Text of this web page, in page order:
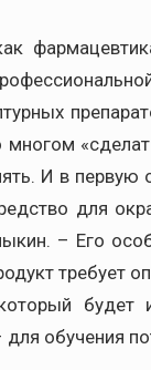
многом
И в
для
– Его
будет
обучения